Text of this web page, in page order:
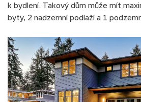
k bydlení. Takový dům může mít
byty, 2 nadzemní podlaží a 1